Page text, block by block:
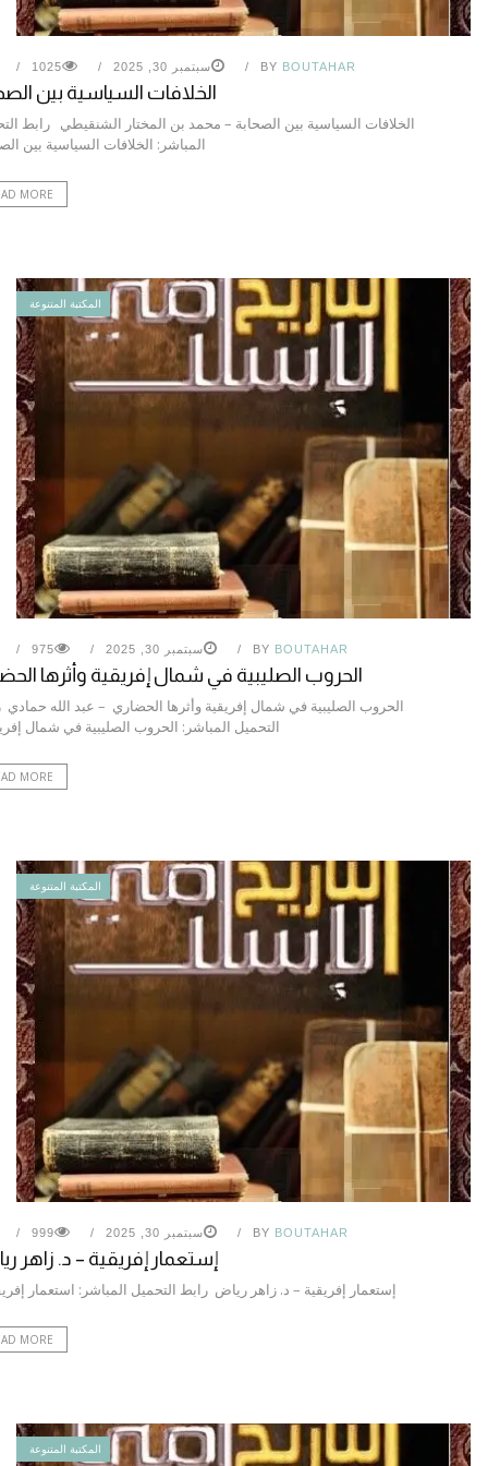
BY BOUTAHAR سبتمبر 30, 2025 1025
الخلافات السياسية بين
الخلافات السياسية بين الصحابة – محمد بن المختار الشنقيطي رابط
المباشر: الخلافات السياسية بين
MORE
المكتبة المتنوعة
BY BOUTAHAR سبتمبر 30, 2025 975
الحروب الصليبية في شمال إفريقية وأثرها
الحروب الصليبية في شمال إفريقية وأثرها الحضاري – عبد الله حمادي
التحميل المباشر: الحروب الصليبية في شمال
MORE
المكتبة المتنوعة
BY BOUTAHAR سبتمبر 30, 2025 999
إستعمار إفريقية – د. زاهر
إستعمار إفريقية – د. زاهر رياض رابط التحميل المباشر: استعمار
MORE
المكتبة المتنوعة